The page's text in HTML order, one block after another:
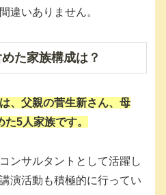
違いありません。
た家族構成は？
、父親の菅生新さん、母
5人家族です。
ンサルタントとして活躍し
演活動も積極的に行ってい